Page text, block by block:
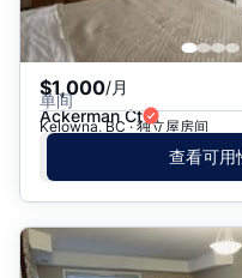
$1,000/月
单间
Ackerman Ct
Kelowna, BC · 独立屋房间
查看可用